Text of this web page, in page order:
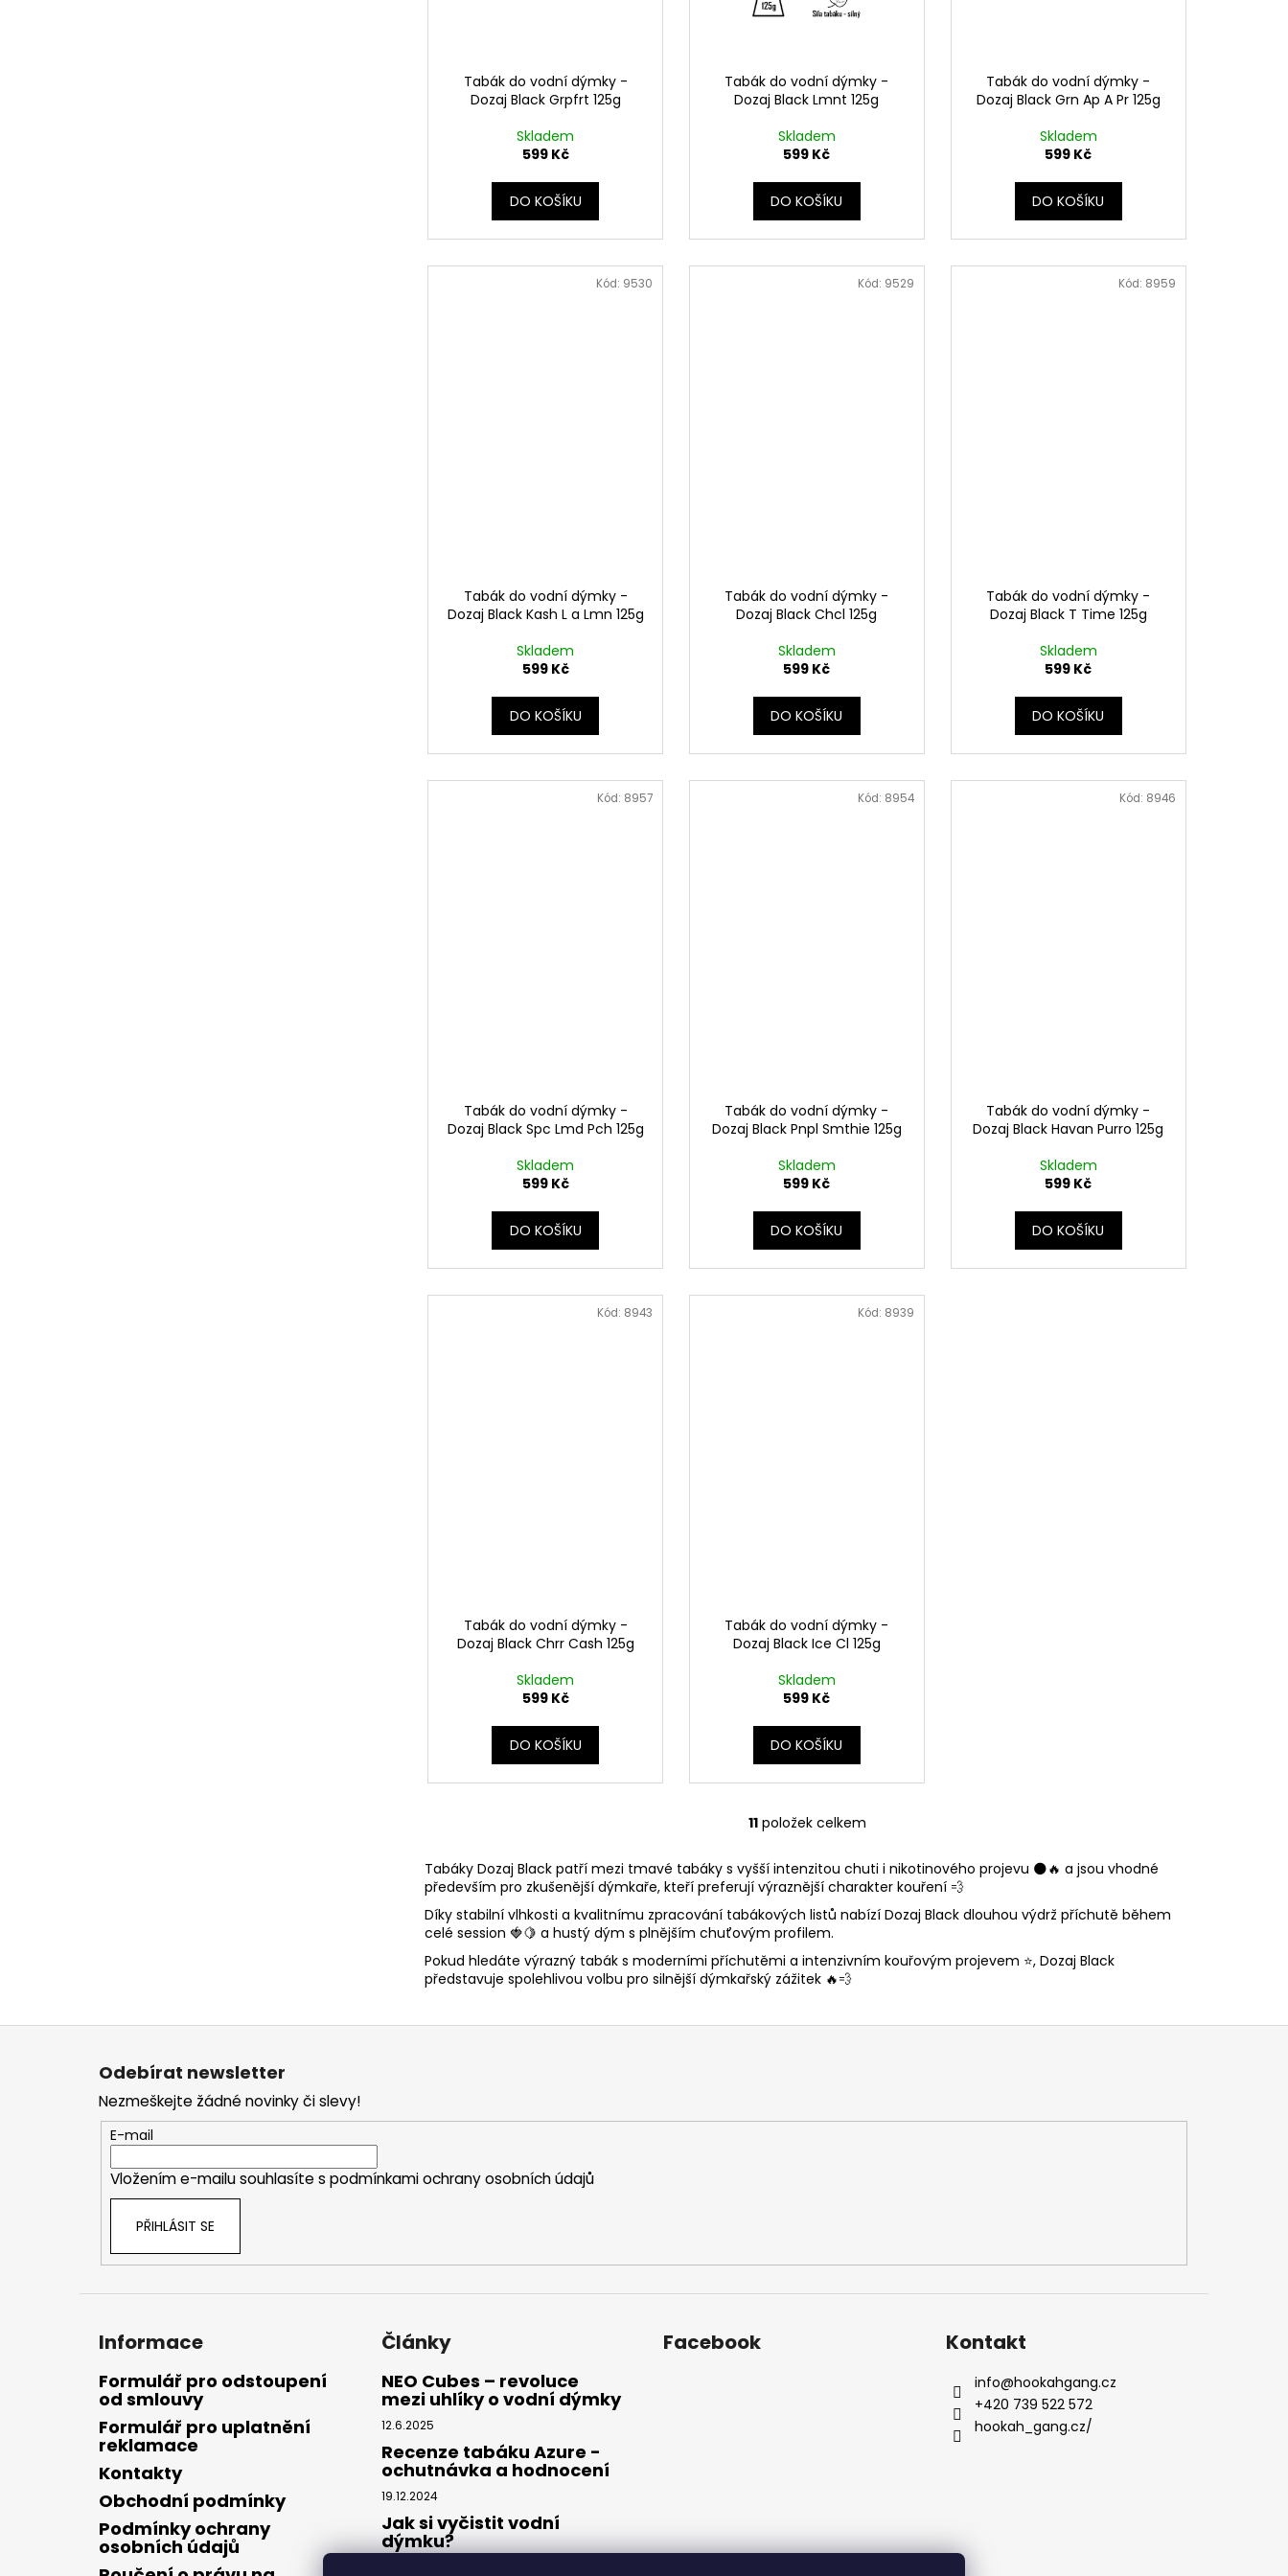
Tabák do vodní dýmky -
Dozaj Black Grpfrt 125g
Skladem
599 Kč
DO KOŠÍKU
Tabák do vodní dýmky -
Dozaj Black Lmnt 125g
Skladem
599 Kč
DO KOŠÍKU
Tabák do vodní dýmky -
Dozaj Black Grn Ap A Pr 125g
Skladem
599 Kč
DO KOŠÍKU
Tabák do vodní dýmky -
Dozaj Black Kash L a Lmn 125g
Skladem
599 Kč
DO KOŠÍKU
Kód: 9530
Tabák do vodní dýmky -
Dozaj Black Chcl 125g
Skladem
599 Kč
DO KOŠÍKU
Kód: 9529
Tabák do vodní dýmky -
Dozaj Black T Time 125g
Skladem
599 Kč
DO KOŠÍKU
Kód: 8959
Tabák do vodní dýmky -
Dozaj Black Spc Lmd Pch 125g
Skladem
599 Kč
DO KOŠÍKU
Kód: 8957
Tabák do vodní dýmky -
Dozaj Black Pnpl Smthie 125g
Skladem
599 Kč
DO KOŠÍKU
Kód: 8954
Tabák do vodní dýmky -
Dozaj Black Havan Purro 125g
Skladem
599 Kč
DO KOŠÍKU
Kód: 8946
Tabák do vodní dýmky -
Dozaj Black Chrr Cash 125g
Skladem
599 Kč
DO KOŠÍKU
Kód: 8943
Tabák do vodní dýmky -
Dozaj Black Ice Cl 125g
Skladem
599 Kč
DO KOŠÍKU
Kód: 8939
O
l
á
d
a
c
í
r
ý
11položek celkem
Tabáky Dozaj Black patří mezi tmavé tabáky s vyšší intenzitou chuti i nikotinového projevu 🌑🔥 a jsou vhodné
především pro zkušenější dýmkaře, kteří preferují výraznější charakter kouření 💨
Díky stabilní vlhkosti a kvalitnímu zpracování tabákových listů nabízí Dozaj Black dlouhou výdrž příchutě během
celé session 🍓🍋 a hustý dým s plnějším chuťovým profilem.
Pokud hledáte výrazný tabák s moderními příchutěmi a intenzivním kouřovým projevem ⭐, Dozaj Black
představuje spolehlivou volbu pro silnější dýmkařský zážitek 🔥💨
Odebírat newsletter
Nezmeškejte žádné novinky či slevy!
E-mail
Vložením e-mailu souhlasíte s podmínkami ochrany osobních údajů
PŘIHLÁSIT SE
Informace
Formulář pro odstoupení
od smlouvy
Formulář pro uplatnění
reklamace
Kontakty
Obchodní podmínky
Podmínky ochrany
osobních údajů
Články
NEO Cubes – revoluce
mezi uhlíky o vodní dýmky
12.6.2025
Recenze tabáku Azure -
ochutnávka a hodnocení
19.12.2024
Jak si vyčistit vodní
dýmku?
Facebook Kontakt
info@hookahgang.cz
+420 739 522 572
hookah_gang.cz/